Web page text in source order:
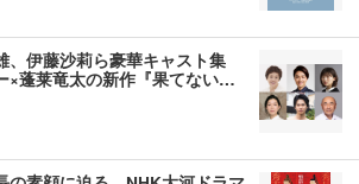
、伊藤沙莉ら豪華キャスト集
×蓬莱竜太の新作『果てない…